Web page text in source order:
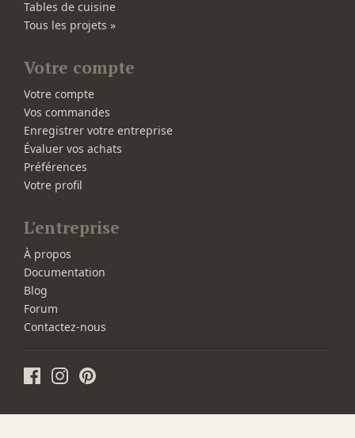
Tables de cuisine
Tous les projets »
Votre compte
Votre compte
Vos commandes
Enregistrer votre entreprise
Évaluer vos achats
Préférences
Votre profil
L'entreprise
À propos
Documentation
Blog
Forum
Contactez-nous